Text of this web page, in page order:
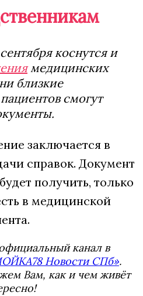
коснутся и
медицинских
близкие
смогут
заключается в
справок. Документ
получить, только
в медицинской
канал в
Новости СПб».
Вам, как и чем живёт